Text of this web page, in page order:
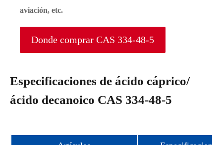
aviación, etc.
Donde comprar CAS 334-48-5
Especificaciones de ácido cáprico/
ácido decanoico CAS 334-48-5